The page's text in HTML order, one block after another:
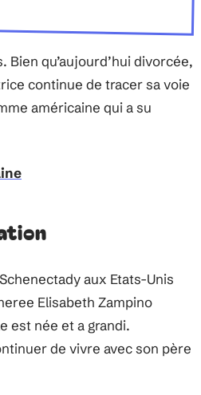
Bien qu’aujourd’hui divorcée,
continue de tracer sa voie
américaine qui a su
aux Etats-Unis
Elisabeth Zampino
est née et a grandi.
de vivre avec son père